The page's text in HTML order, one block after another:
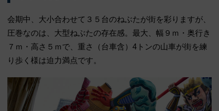
会期中、大小合わせて３５台のねぶたが街を彩りますが、
圧巻なのは、大型ねぶたの存在感。最大、幅９ｍ・奥行き
７ｍ・高さ５ｍで、重さ（台車含）4トンの山車が街を練
り歩く様は迫力満点です。